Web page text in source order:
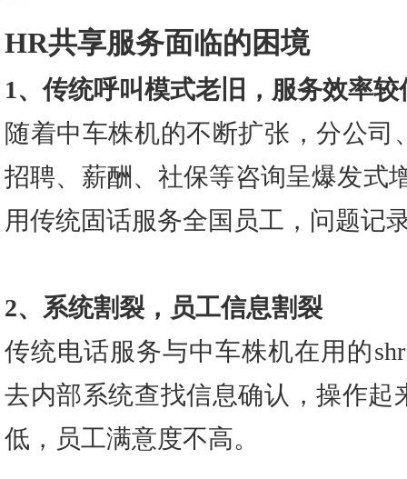
HR共享服务面临的困境
1、传统呼叫模式老旧，服务效率较
随着中车株机的不断扩张，分公
招聘、薪酬、社保等咨询呈爆发式
用传统固话服务全国员工，问题记
2、系统割裂，员工信息割裂
传统电话服务与中车株机在用的
去内部系统查找信息确认，操作
低，员工满意度不高。